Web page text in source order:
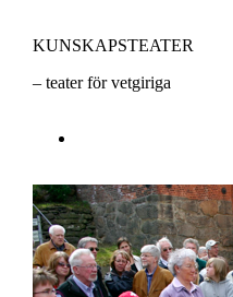
KUNSKAPSTEATER
– teater för vetgiriga